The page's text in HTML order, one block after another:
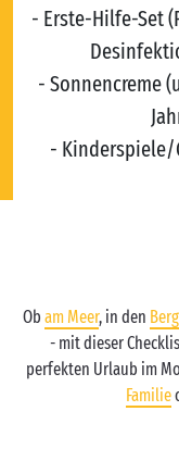
- Erste-Hilfe-Set
- Sonnencreme
-
Ob am Meer, in den
- mit dieser
perfekten Urlaub im
Familie